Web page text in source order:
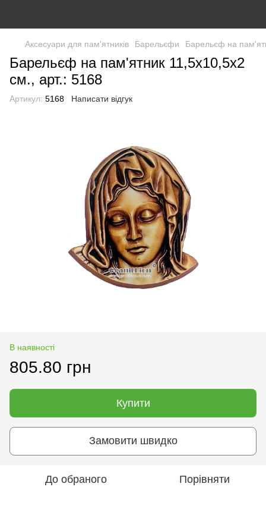
Аксесуари для пам'ятників Барельєфи Барельєф на
Барельєф на пам'ятник 11,5х10,5х2
см., арт.: 5168
Артикул: 5168 Написати відгук
В наявності
805.80 грн
Купити
Замовити швидко
До обраного Порівняти